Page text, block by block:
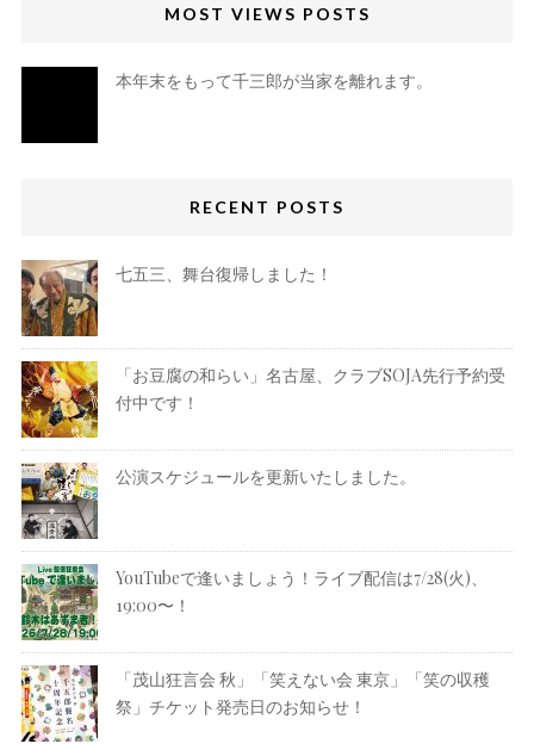
MOST VIEWS POSTS
本年末をもって千三郎が当家を離れます。
RECENT POSTS
七五三、舞台復帰しました！
「お豆腐の和らい」名古屋、クラブSOJA先行予約受
付中です！
公演スケジュールを更新いたしました。
YouTubeで逢いましょう！ライブ配信は7/28(火)、
19:00〜！
「茂山狂言会 秋」「笑えない会 東京」「笑の収穫
祭」チケット発売日のお知らせ！